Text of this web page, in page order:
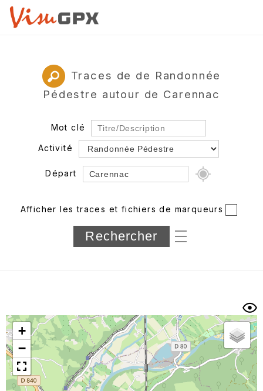
Traces de de Randonnée
Pédestre autour de Carennac
Mot clé
Activité
Départ
Département
Longueur min/max
Trier par
Horodatage Photos
Afficher les traces et fichiers de marqueurs
+
−